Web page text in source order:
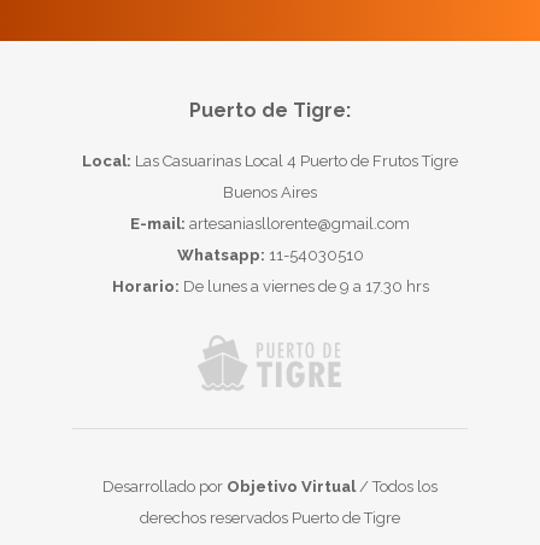
Puerto de Tigre:
Local: Las Casuarinas Local 4 Puerto de Frutos Tigre
Buenos Aires
E-mail: artesaniasllorente@gmail.com
Whatsapp: 11-54030510
Horario: De lunes a viernes de 9 a 17.30 hrs
Desarrollado por Objetivo Virtual/ Todos los
derechos reservados Puerto de Tigre